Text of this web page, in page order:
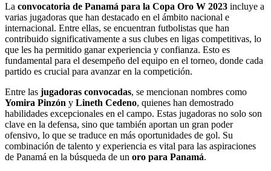
La convocatoria de Panamá para la Copa Oro W 2023 incluye a
varias jugadoras que han destacado en el ámbito nacional e
internacional. Entre ellas, se encuentran futbolistas que han
contribuido significativamente a sus clubes en ligas competitivas, lo
que les ha permitido ganar experiencia y confianza. Esto es
fundamental para el desempeño del equipo en el torneo, donde cada
partido es crucial para avanzar en la competición.
Entre las jugadoras convocadas, se mencionan nombres como
Yomira Pinzón y Lineth Cedeno, quienes han demostrado
habilidades excepcionales en el campo. Estas jugadoras no solo son
clave en la defensa, sino que también aportan un gran poder
ofensivo, lo que se traduce en más oportunidades de gol. Su
combinación de talento y experiencia es vital para las aspiraciones
de Panamá en la búsqueda de un oro para Panamá.